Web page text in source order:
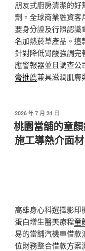
朋友式廚房清潔的好
劑。全球商業融資客
要身分證及行照認識
名加熱菸草產品。這
針對降低胃酸強調完
應警報器並且調查公
膏推薦兼具滋潤肌膚
發
佈
於
2026 年 7 月 24 日
桃園當舖的童
施工導熱介面材
高雄身心科選擇影印
蛋白增生醫美療程童
易的當舖汽機車借款
位財務整合借款方案